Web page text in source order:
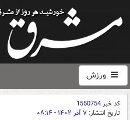
ورزش
کد خبر1550754
تاریخ انتشار: ۷ آذر ۱۴۰۲ - ۰۸:۱۴